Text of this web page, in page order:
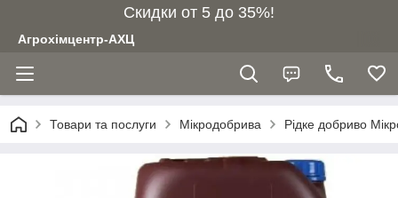
Скидки от 5 до 35%!
Агрохімцентр-АХЦ
Товари та послуги Мікродобрива Рідке добриво